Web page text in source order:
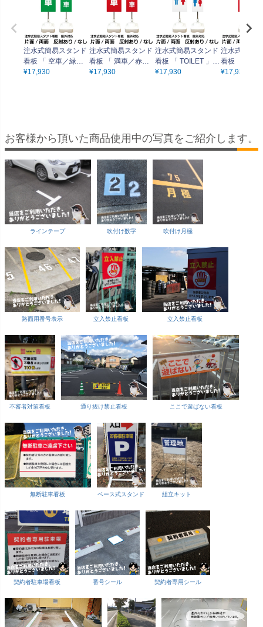
注水式簡易スタンド
看板 「 空車／緑色
」 サイズ（大・小）
¥17,930
注水式簡易スタンド
看板 「 満車／赤色
」 サイズ（大・小）
¥17,930
注水式簡易スタンド
看板 「 TOILET 」
サイズ（大・小）片
¥17,930
注水式簡易
看板 「 禁煙
KING／赤色
¥17,930
お客様から頂いた商品使用中の写真をご紹介します。
ラインテープ 吹付け数字 吹付け月極
路面用番号表示 立入禁止看板 立入禁止看板
不審者対策看板 通り抜け禁止看板 ここで遊ばない看板
無断駐車看板 ベース式スタンド 組立キット
契約者駐車場看板 番号シール 契約者専用シール